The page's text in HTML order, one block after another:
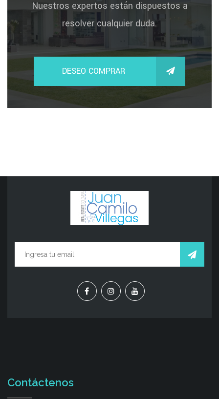
Nuestros expertos están dispuestos a
resolver cualquier duda.
DESEO COMPRAR
Contáctenos